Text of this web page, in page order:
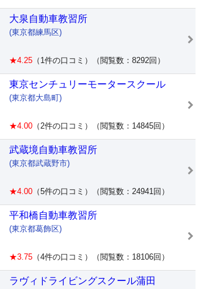
大泉自動車教習所
(東京都練馬区)
★4.25 （1件の口コミ）（閲覧数：8292回）
東京センチュリーモータースクール
(東京都大島町)
★4.00 （2件の口コミ）（閲覧数：14845回）
武蔵境自動車教習所
(東京都武蔵野市)
★4.00 （5件の口コミ）（閲覧数：24941回）
平和橋自動車教習所
(東京都葛飾区)
★3.75 （4件の口コミ）（閲覧数：18106回）
ラヴィドライビングスクール蒲田